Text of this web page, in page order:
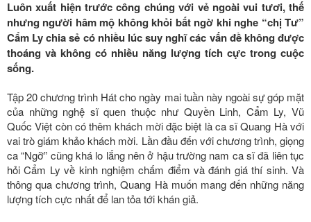
Luôn xuất hiện trước công chúng với vẻ ngoài vui tươi, thế
nhưng người hâm mộ không khỏi bất ngờ khi nghe “chị Tư”
Cẩm Ly chia sẻ có nhiều lúc suy nghĩ các vấn đề không được
thoáng và không có nhiều năng lượng tích cực trong cuộc
sống.
Tập 20 chương trình Hát cho ngày mai tuần này ngoài sự góp mặt
của những nghệ sĩ quen thuộc như Quyền Linh, Cẩm Ly, Vũ
Quốc Việt còn có thêm khách mời đặc biệt là ca sĩ Quang Hà với
vai trò giám khảo khách mời. Lần đầu đến với chương trình, giọng
ca “Ngỡ” cũng khá lo lắng nên ở hậu trường nam ca sĩ đã liên tục
hỏi Cẩm Ly về kinh nghiệm chấm điểm và đánh giá thí sinh. Và
thông qua chương trình, Quang Hà muốn mang đến những năng
lượng tích cực nhất để lan tỏa tới khán giả.